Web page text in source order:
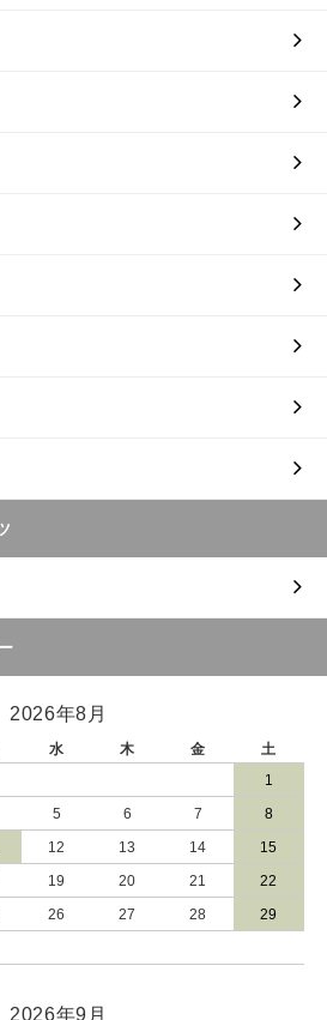
2026年8月
水 木 金
土
1
5 6 7 8
12 13 14 15
19 20 21 22
26 27 28 29
2026年9月